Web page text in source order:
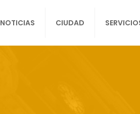
NOTICIAS CIUDAD